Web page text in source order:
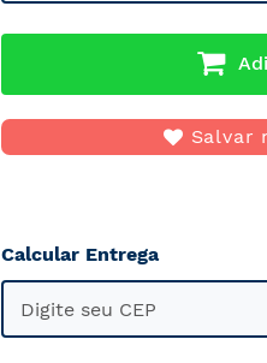
Salvar
Calcular Entrega